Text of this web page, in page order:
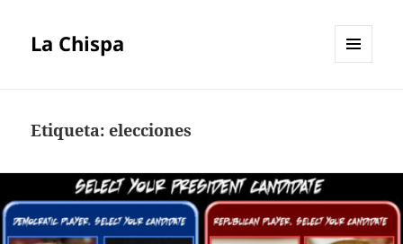
La Chispa
Etiqueta:elecciones